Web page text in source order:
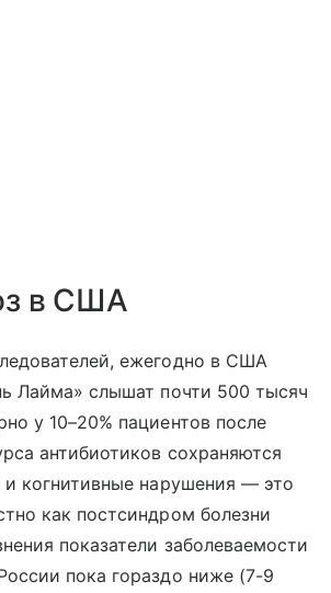
в США
ежегодно в США
Лайма» слышат почти 500 тысяч
у 10–20% пациентов после
антибиотиков сохраняются
и когнитивные нарушения — это
как постсиндром болезни
показатели заболеваемости
пока гораздо ниже (7-9